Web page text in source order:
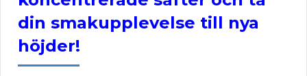
din smakupplevelse till nya
höjder!